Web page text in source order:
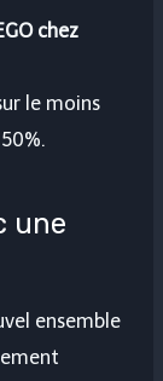
chez
le moins
une
ensemble